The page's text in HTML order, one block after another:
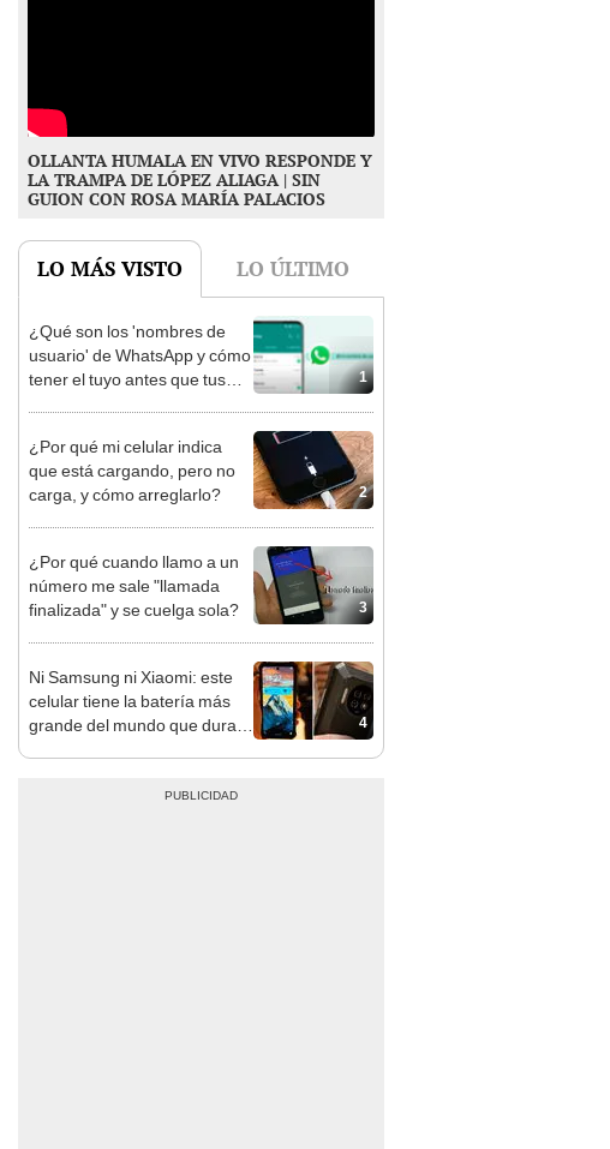
OLLANTA HUMALA EN VIVO RESPONDE Y
LA TRAMPA DE LÓPEZ ALIAGA | SIN
GUION CON ROSA MARÍA PALACIOS
LO MÁS VISTO LO ÚLTIMO
1
¿Qué son los 'nombres de
usuario' de WhatsApp y cómo
tener el tuyo antes que tus
2
¿Por qué mi celular indica
que está cargando, pero no
carga, y cómo arreglarlo?
3
¿Por qué cuando llamo a un
número me sale "llamada
finalizada" y se cuelga sola?
4
Ni Samsung ni Xiaomi: este
celular tiene la batería más
grande del mundo que dura